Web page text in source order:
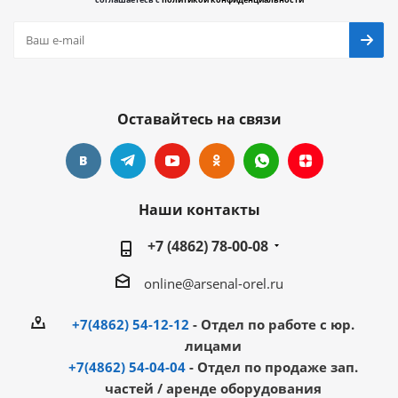
Оставайтесь на связи
Наши контакты
+7 (4862) 78-00-08
online@arsenal-orel.ru
+7(4862) 54-12-12 - Отдел по работе с юр.
лицами
+7(4862) 54-04-04 - Отдел по продаже зап.
частей / аренде оборудования